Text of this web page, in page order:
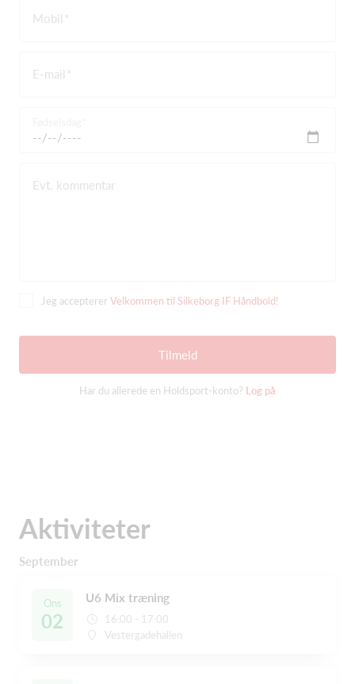
Mobil
E-mail
Evt. kommentar
Jeg accepterer Velkommen til Silkeborg IF Håndbold!
Tilmeld
Har du allerede en Holdsport-konto? Log på
Aktiviteter
September
Ons
02
U6 Mix træning
16:00 - 17:00
Vestergadehallen